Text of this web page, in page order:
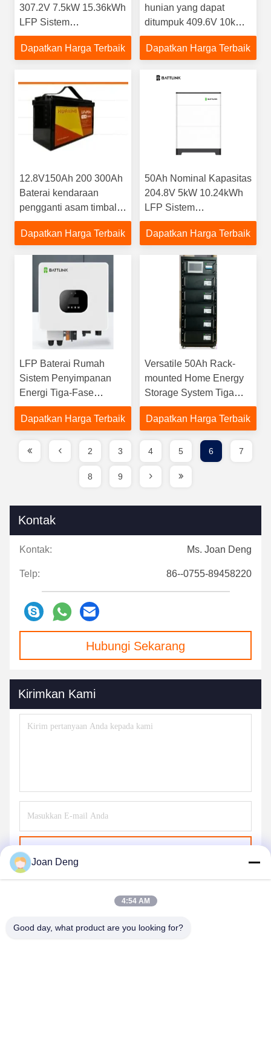
307.2V 7.5kW 15.36kWh
LFP Sistem
penyimpanan energi
Dapatkan Harga Terbaik
hunian yang dapat
ditumpuk 409.6V 10kW
20.48kWh Sistem
penyimpanan energi
Dapatkan Harga Terbaik
12.8V150Ah 200 300Ah
Baterai kendaraan
pengganti asam timbal
dengan umur operasi
yang panjang
Dapatkan Harga Terbaik
50Ah Nominal Kapasitas
204.8V 5kW 10.24kWh
LFP Sistem
Penyimpanan Energi
Remote Control ESS
Dapatkan Harga Terbaik
LFP Baterai Rumah
Sistem Penyimpanan
Energi Tiga-Fase
Inverter Hybrid
Dapatkan Harga Terbaik
Versatile 50Ah Rack-
mounted Home Energy
Storage System Tiga
fase Tegangan Tinggi
Untuk Rumah
Dapatkan Harga Terbaik
2 3 4 5 6 7
8 9
Kontak
Kontak: Ms. Joan Deng
Telp: 86--0755-89458220
Hubungi Sekarang
Kirimkan Kami
Joan Deng
4:54 AM
Good day, what product are you looking for?